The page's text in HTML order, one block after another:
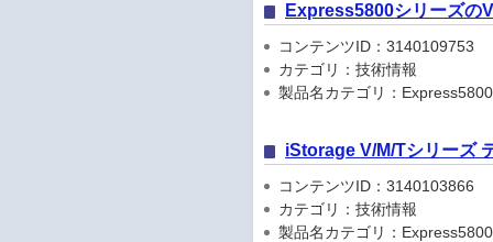
Express5800シリーズの
コンテンツID：3140109753
カテゴリ：技術情報
製品名カテゴリ：
iStorage V/M/Tシリーズ
コンテンツID：3140103866
カテゴリ：技術情報
製品名カテゴリ：